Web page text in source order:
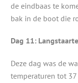
de eindbaas te
bak in de boot die
Dag 11:
Deze dag was de
temperaturen tot